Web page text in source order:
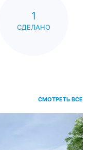
1
СДЕЛАНО
СМОТРЕТЬ ВСЕ